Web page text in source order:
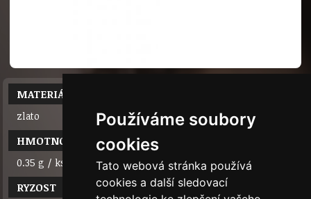
Používáme soubory
cookies
Tato webová stránka používá
cookies a další sledovací
MATERIÁL
zlato
HMOTNOST
0.35 g / ks
RYZOST